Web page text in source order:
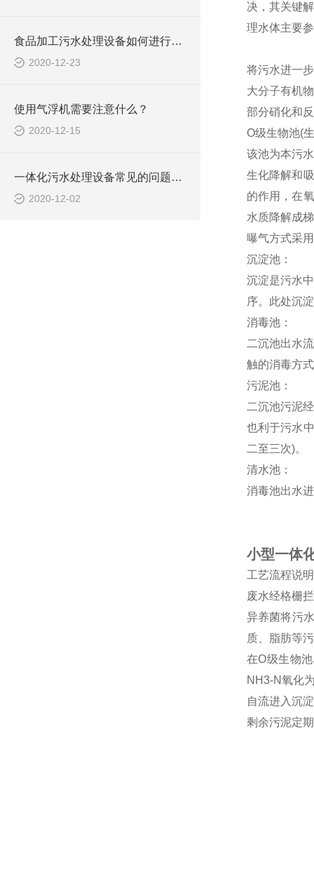
食品加工污水处理设备如何进行选择？
2020-12-23
使用气浮机需要注意什么？
2020-12-15
一体化污水处理设备常见的问题及解决方案
2020-12-02
决，其关键
理水体主要
将污水进一
大分子有机
部分硝化和
O级生物池(
该池为本污
生化降解和
的作用，在
水质降解成
曝气方式采
沉淀池：
沉淀是污水
序。此处沉
消毒池：
二沉池出水
触的消毒方
污泥池：
二沉池污泥
也利于污水
二至三次)。
清水池：
消毒池出水
小型一体
工艺流程说
废水经格栅
异养菌将污
质、脂肪等
在O级生物
NH3-N氧化
自流进入沉
剩余污泥定